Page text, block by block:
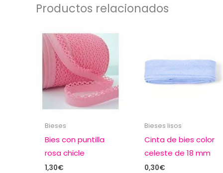
Productos relacionados
Bieses
Bies con puntilla
rosa chicle
1,30€
Bieses lisos
Cinta de bies color
celeste de 18 mm
0,30€